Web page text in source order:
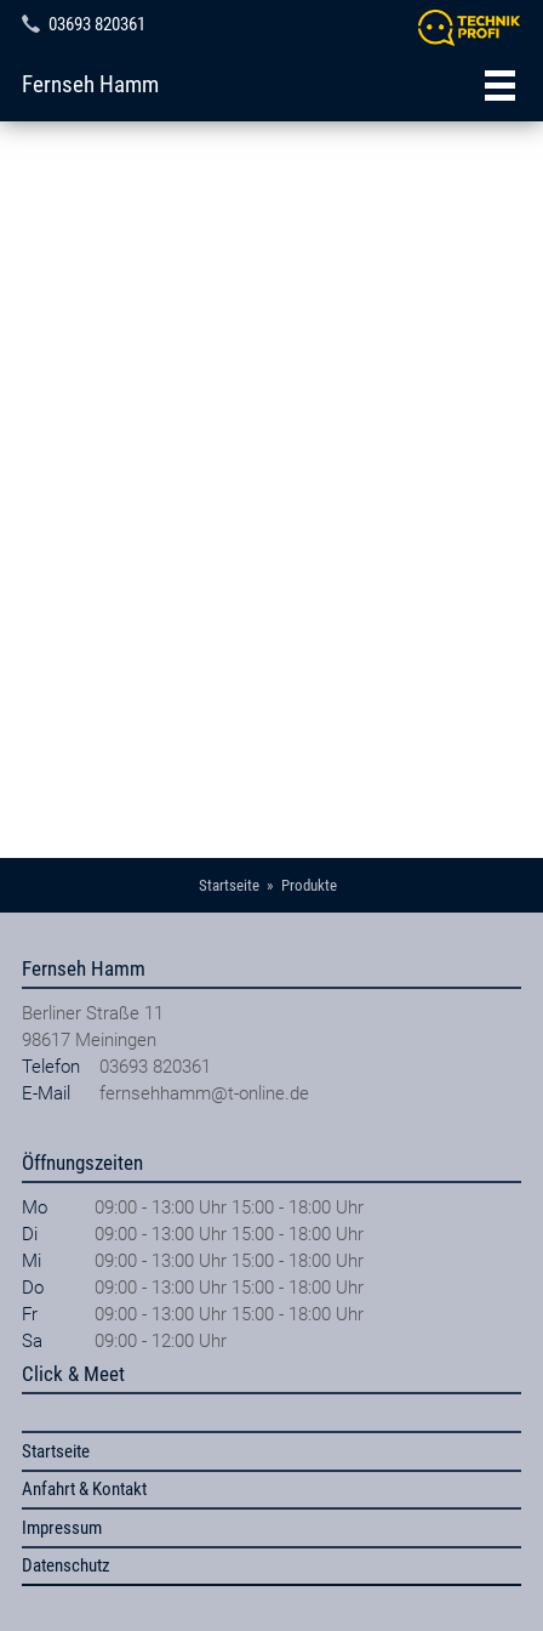
03693 820361
Fernseh Hamm
Startseite Produkte
Fernseh Hamm
Berliner Straße 11
98617 Meiningen
Telefon
03693 820361
E-Mail
fernsehhamm@t-online.de
Öffnungszeiten
Mo
09:00 - 13:00 Uhr 15:00 - 18:00 Uhr
Di
09:00 - 13:00 Uhr 15:00 - 18:00 Uhr
Mi
09:00 - 13:00 Uhr 15:00 - 18:00 Uhr
Do
09:00 - 13:00 Uhr 15:00 - 18:00 Uhr
Fr
09:00 - 13:00 Uhr 15:00 - 18:00 Uhr
Sa
09:00 - 12:00 Uhr
Click & Meet
Startseite
Anfahrt & Kontakt
Impressum
Datenschutz